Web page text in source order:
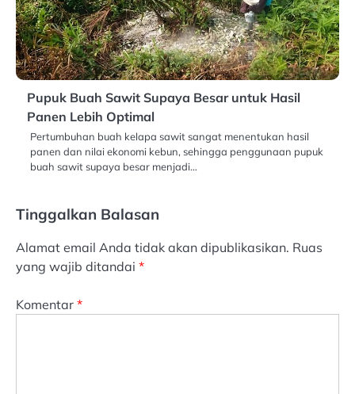
Pupuk Buah Sawit Supaya Besar untuk Hasil
Panen Lebih Optimal
Pertumbuhan buah kelapa sawit sangat menentukan hasil
panen dan nilai ekonomi kebun, sehingga penggunaan pupuk
buah sawit supaya besar menjadi…
Tinggalkan Balasan
Alamat email Anda tidak akan dipublikasikan. Ruas
yang wajib ditandai *
Komentar *